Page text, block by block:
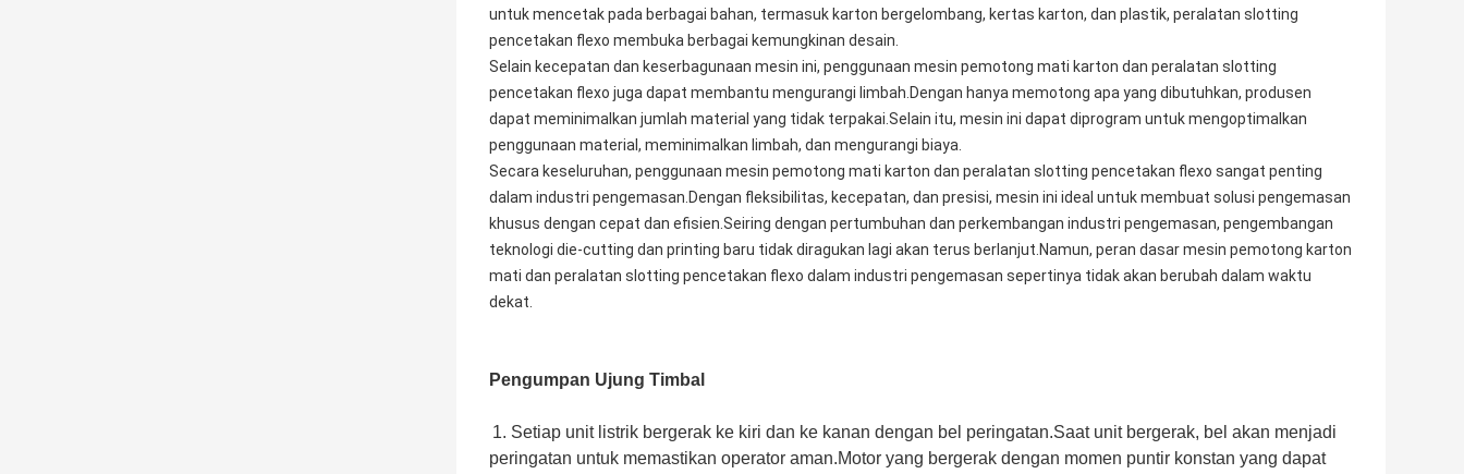
untuk mencetak pada berbagai bahan, termasuk karton bergelombang, kertas karton, dan plastik, peralatan slotting
pencetakan flexo membuka berbagai kemungkinan desain.
Selain kecepatan dan keserbagunaan mesin ini, penggunaan mesin pemotong mati karton dan peralatan slotting
pencetakan flexo juga dapat membantu mengurangi limbah.Dengan hanya memotong apa yang dibutuhkan, produsen
dapat meminimalkan jumlah material yang tidak terpakai.Selain itu, mesin ini dapat diprogram untuk mengoptimalkan
penggunaan material, meminimalkan limbah, dan mengurangi biaya.
Secara keseluruhan, penggunaan mesin pemotong mati karton dan peralatan slotting pencetakan flexo sangat penting
dalam industri pengemasan.Dengan fleksibilitas, kecepatan, dan presisi, mesin ini ideal untuk membuat solusi pengemasan
khusus dengan cepat dan efisien.Seiring dengan pertumbuhan dan perkembangan industri pengemasan, pengembangan
teknologi die-cutting dan printing baru tidak diragukan lagi akan terus berlanjut.Namun, peran dasar mesin pemotong karton
mati dan peralatan slotting pencetakan flexo dalam industri pengemasan sepertinya tidak akan berubah dalam waktu
dekat.
Pengumpan Ujung Timbal
1. Setiap unit listrik bergerak ke kiri dan ke kanan dengan bel peringatan.Saat unit bergerak, bel akan menjadi
peringatan untuk memastikan operator aman.Motor yang bergerak dengan momen puntir konstan yang dapat